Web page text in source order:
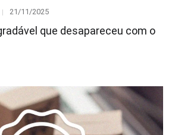
Posted
21/11/2025
que desapareceu com o